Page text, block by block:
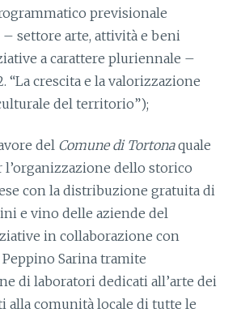
previsionale
– settore arte, attività e beni
a carattere pluriennale –
“La crescita e la valorizzazione
del territorio”);
del Comune di Tortonaquale
dello storico
con la distribuzione gratuita di
e vino delle aziende del
in collaborazione con
Peppino Sarina tramite
di laboratori dedicati all’arte dei
comunità locale di tutte le